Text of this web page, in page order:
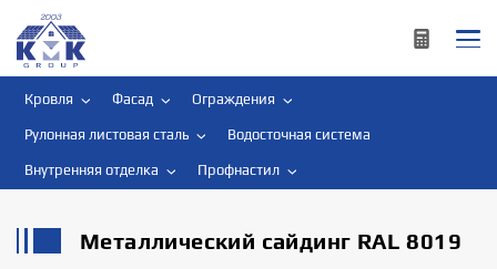
Кровля Фасад Ограждения
Рулонная листовая сталь Водосточная система
Внутренняя отделка Профнастил
Металлический сайдинг RAL 8019